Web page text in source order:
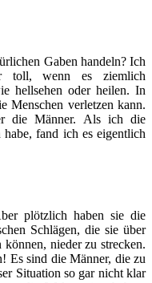
Gaben handeln? Ich
toll, wenn es ziemlich
hellsehen oder heilen. In
Menschen verletzen kann.
die Männer. Als ich die
fand ich es eigentlich
plötzlich haben sie die
Schlägen, die sie über
können, nieder zu strecken.
Es sind die Männer, die zu
Situation so gar nicht klar